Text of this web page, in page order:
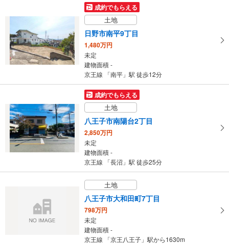
成約でもらえる
土地
日野市南平9丁目
1,480万円
未定
建物面積 -
京王線 「南平」駅 徒歩12分
成約でもらえる
土地
八王子市南陽台2丁目
2,850万円
未定
建物面積 -
京王線 「長沼」駅 徒歩25分
土地
八王子市大和田町7丁目
798万円
未定
建物面積 -
京王線 「京王八王子」駅から1630m